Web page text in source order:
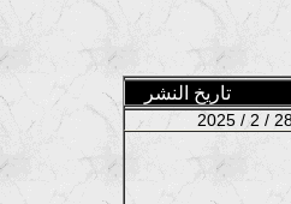
تاريخ النشر
2025 / 2 /